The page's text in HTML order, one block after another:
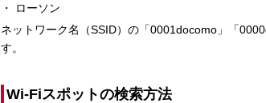
ローソン
ネットワーク名（SSID）の「0001docomo」「
す。
Wi-Fiスポットの検索方法